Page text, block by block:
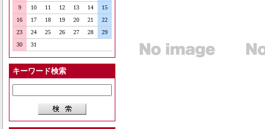
9
10 11 12 13 14
15
16
17 18 19 20 21
22
23
24 25 26 27 28
29
30
31
キーワード検索